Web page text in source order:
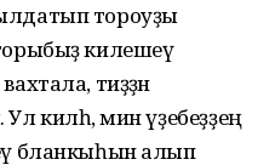
тороуҙы
килешеү
тиҙҙән
килһә, мин үҙебеҙҙең
бланкыһын алып